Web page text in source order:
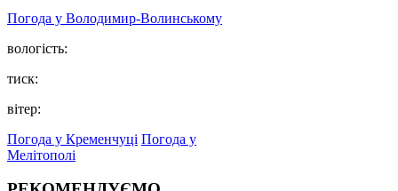
Погода у Володимир-Волинському
вологість:
тиск:
вітер:
Погода у Кременчуці Погода у
Мелітополі